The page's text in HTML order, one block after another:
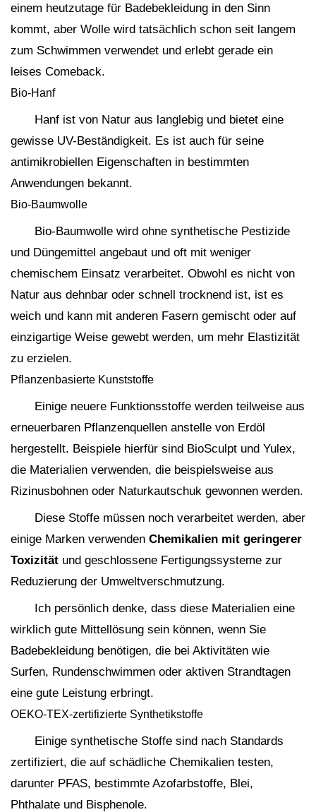
einem heutzutage für Badebekleidung in den Sinn
kommt, aber Wolle wird tatsächlich schon seit langem
zum Schwimmen verwendet und erlebt gerade ein
leises Comeback.
Bio-Hanf
Hanf ist von Natur aus langlebig und bietet eine
gewisse UV-Beständigkeit. Es ist auch für seine
antimikrobiellen Eigenschaften in bestimmten
Anwendungen bekannt.
Bio-Baumwolle
Bio-Baumwolle wird ohne synthetische Pestizide
und Düngemittel angebaut und oft mit weniger
chemischem Einsatz verarbeitet. Obwohl es nicht von
Natur aus dehnbar oder schnell trocknend ist, ist es
weich und kann mit anderen Fasern gemischt oder auf
einzigartige Weise gewebt werden, um mehr Elastizität
zu erzielen.
Pflanzenbasierte Kunststoffe
Einige neuere Funktionsstoffe werden teilweise aus
erneuerbaren Pflanzenquellen anstelle von Erdöl
hergestellt. Beispiele hierfür sind BioSculpt und Yulex,
die Materialien verwenden, die beispielsweise aus
Rizinusbohnen oder Naturkautschuk gewonnen werden.
Diese Stoffe müssen noch verarbeitet werden, aber
einige Marken verwenden Chemikalien mit geringerer
Toxizität und geschlossene Fertigungssysteme zur
Reduzierung der Umweltverschmutzung.
Ich persönlich denke, dass diese Materialien eine
wirklich gute Mittellösung sein können, wenn Sie
Badebekleidung benötigen, die bei Aktivitäten wie
Surfen, Rundenschwimmen oder aktiven Strandtagen
eine gute Leistung erbringt.
OEKO-TEX-zertifizierte Synthetikstoffe
Einige synthetische Stoffe sind nach Standards
zertifiziert, die auf schädliche Chemikalien testen,
darunter PFAS, bestimmte Azofarbstoffe, Blei,
Phthalate und Bisphenole.